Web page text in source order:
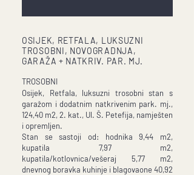
OSIJEK, RETFALA, LUKSUZNI
TROSOBNI, NOVOGRADNJA,
GARAŽA + NATKRIV. PAR. MJ.
TROSOBNI
Osijek, Retfala, luksuzni trosobni stan s
garažom i dodatnim natkrivenim park. mj.,
124,40 m2, 2. kat., Ul. Š. Petefija, namješten
i opremljen.
Stan se sastoji od: hodnika 9,44 m2,
kupatila 7,97 m2,
kupatila/kotlovnica/vešeraj 5,77 m2,
dnevnog boravka kuhinje i blagovaone 40,92